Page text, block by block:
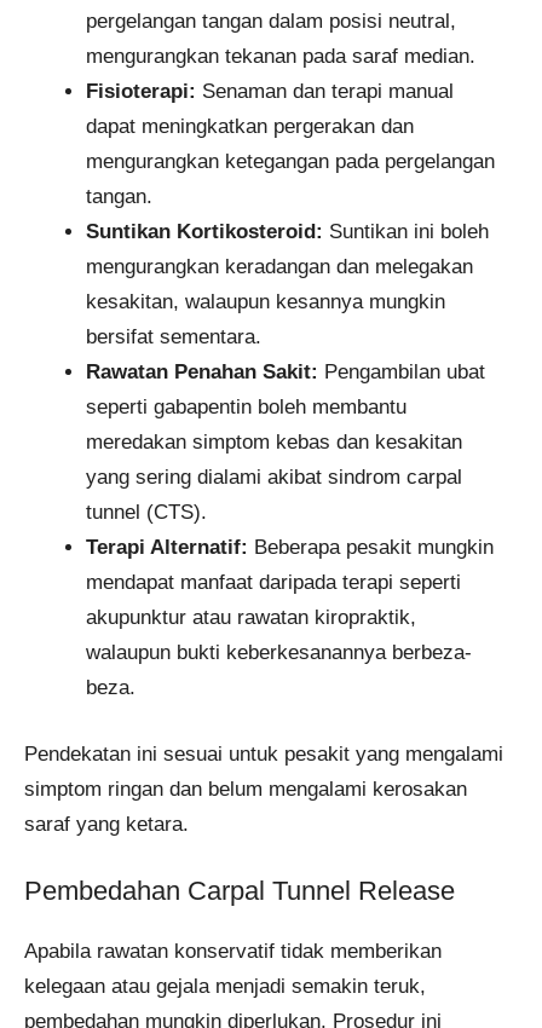
pergelangan tangan dalam posisi neutral,
mengurangkan tekanan pada saraf median.
Fisioterapi: Senaman dan terapi manual
dapat meningkatkan pergerakan dan
mengurangkan ketegangan pada pergelangan
tangan.
Suntikan Kortikosteroid: Suntikan ini boleh
mengurangkan keradangan dan melegakan
kesakitan, walaupun kesannya mungkin
bersifat sementara.
Rawatan Penahan Sakit: Pengambilan ubat
seperti gabapentin boleh membantu
meredakan simptom kebas dan kesakitan
yang sering dialami akibat sindrom carpal
tunnel (CTS).
Terapi Alternatif: Beberapa pesakit mungkin
mendapat manfaat daripada terapi seperti
akupunktur atau rawatan kiropraktik,
walaupun bukti keberkesanannya berbeza-
beza.
Pendekatan ini sesuai untuk pesakit yang mengalami
simptom ringan dan belum mengalami kerosakan
saraf yang ketara.
Pembedahan Carpal Tunnel Release
Apabila rawatan konservatif tidak memberikan
kelegaan atau gejala menjadi semakin teruk,
pembedahan mungkin diperlukan. Prosedur ini